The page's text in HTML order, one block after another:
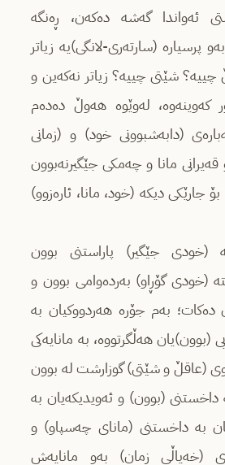
ئەواندا گەشە دەکەن، ڕەنگە
پرسیارە (سارتەری-لانگی)یە زیاتر
شێتی چییە؟ زیاتر نەکەین و
کەوینەوە، لەوێوە هەوڵ دەدەم
(دابەشبوونی خود) و (زمانی
قەیرانی مانا و چەمکی جێگیرنەبوون
جارێکی دیکە (خود، مانا، ئارەزوو)
(خودی جێگیر) پاراستنی بوون
(خودی گۆڕاو) بەردەوامی بوون و
دەکات؛ بەم جۆرە هەردووکیان بە
(بوون)یان هەڵگرتووە، بە مانایەکی
(عاقڵ و شێتی) گوزارشت لە بوون
(بوون) و ئەویدیکەیان بە
بە داخستنی (مانای چەسپاو) و
(خەیاڵی زمان) بەو مانایەش